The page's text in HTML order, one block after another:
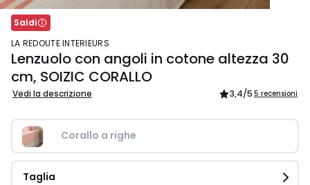
Saldi
LA REDOUTE INTERIEURS
Lenzuolo con angoli in cotone altezza 30
cm, SOIZIC CORALLO
Vedi la descrizione 3,4/5 5 recensioni
Corallo a righe
Taglia